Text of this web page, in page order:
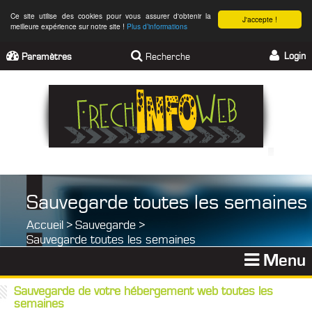
J'accepte !
Ce site utilise des cookies pour vous assurer d'obtenir la
meilleure expérience sur notre site ! Plus d’informations
Paramètres Recherche Login
Sauvegarde toutes les semaines
Accueil >Sauvegarde >
Sauvegarde toutes les semaines
Menu
Sauvegarde de votre hébergement web toutes les
semaines